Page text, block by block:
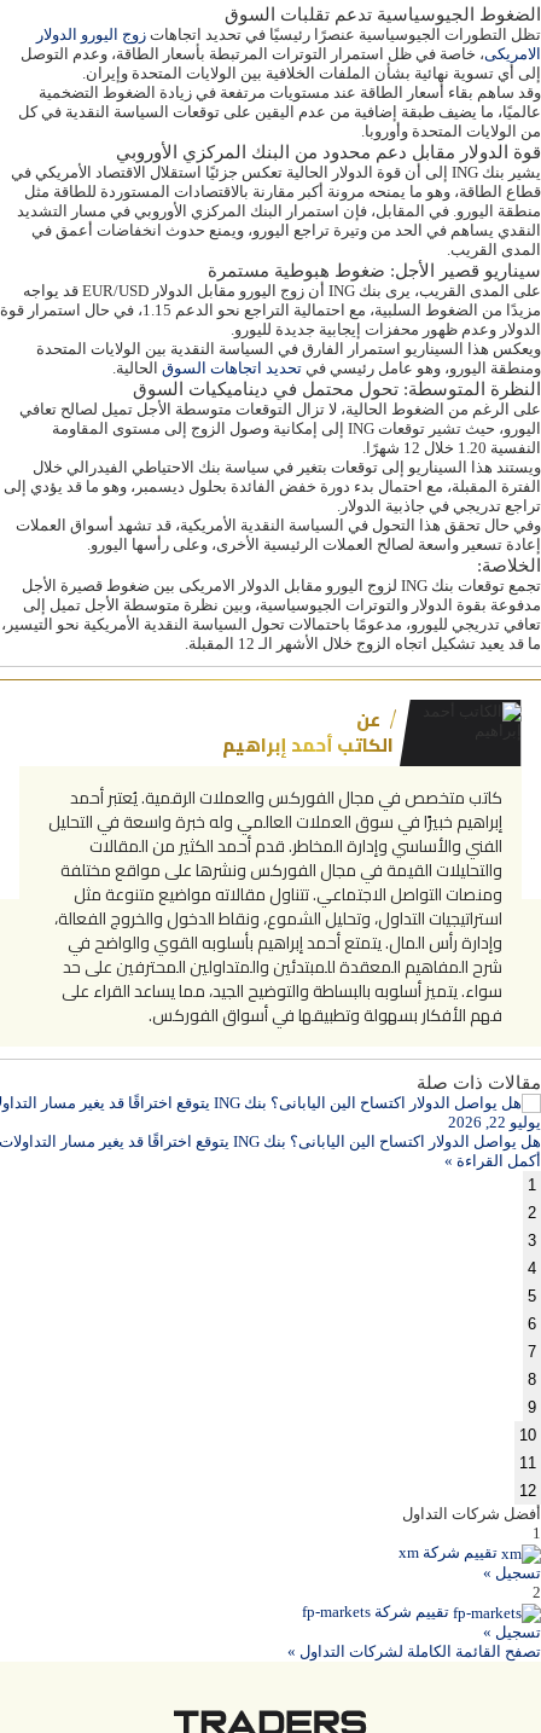
الضغوط الجيوسياسية تدعم تقلبات السوق
تظل التطورات الجيوسياسية عنصرًا رئيسيًا في تحديد اتجاهات زوج اليورو الدولار
الامريكى، خاصة في ظل استمرار التوترات المرتبطة بأسعار الطاقة، وعدم التوصل
إلى أي تسوية نهائية بشأن الملفات الخلافية بين الولايات المتحدة وإيران.
وقد ساهم بقاء أسعار الطاقة عند مستويات مرتفعة في زيادة الضغوط التضخمية
عالميًا، ما يضيف طبقة إضافية من عدم اليقين على توقعات السياسة النقدية في كل
من الولايات المتحدة وأوروبا.
قوة الدولار مقابل دعم محدود من البنك المركزي الأوروبي
يشير بنك ING إلى أن قوة الدولار الحالية تعكس جزئيًا استقلال الاقتصاد الأمريكي في
قطاع الطاقة، وهو ما يمنحه مرونة أكبر مقارنة بالاقتصادات المستوردة للطاقة مثل
منطقة اليورو. في المقابل، فإن استمرار البنك المركزي الأوروبي في مسار التشديد
النقدي يساهم في الحد من وتيرة تراجع اليورو، ويمنع حدوث انخفاضات أعمق في
المدى القريب.
سيناريو قصير الأجل: ضغوط هبوطية مستمرة
على المدى القريب، يرى بنك ING أن زوج اليورو مقابل الدولار EUR/USD قد يواجه
مزيدًا من الضغوط السلبية، مع احتمالية التراجع نحو الدعم 1.15، في حال استمرار قوة
الدولار وعدم ظهور محفزات إيجابية جديدة لليورو.
ويعكس هذا السيناريو استمرار الفارق في السياسة النقدية بين الولايات المتحدة
ومنطقة اليورو، وهو عامل رئيسي في تحديد اتجاهات السوق الحالية.
النظرة المتوسطة: تحول محتمل في ديناميكيات السوق
على الرغم من الضغوط الحالية، لا تزال التوقعات متوسطة الأجل تميل لصالح تعافي
اليورو، حيث تشير توقعات ING إلى إمكانية وصول الزوج إلى مستوى المقاومة
النفسية 1.20 خلال 12 شهرًا.
ويستند هذا السيناريو إلى توقعات بتغير في سياسة بنك الاحتياطي الفيدرالي خلال
الفترة المقبلة، مع احتمال بدء دورة خفض الفائدة بحلول ديسمبر، وهو ما قد يؤدي إلى
تراجع تدريجي في جاذبية الدولار.
وفي حال تحقق هذا التحول في السياسة النقدية الأمريكية، قد تشهد أسواق العملات
إعادة تسعير واسعة لصالح العملات الرئيسية الأخرى، وعلى رأسها اليورو.
الخلاصة:
تجمع توقعات بنك ING لزوج اليورو مقابل الدولار الامريكى بين ضغوط قصيرة الأجل
مدفوعة بقوة الدولار والتوترات الجيوسياسية، وبين نظرة متوسطة الأجل تميل إلى
تعافي تدريجي لليورو، مدعومًا باحتمالات تحول السياسة النقدية الأمريكية نحو التيسير،
ما قد يعيد تشكيل اتجاه الزوج خلال الأشهر الـ 12 المقبلة.
عن
الكاتب أحمد إبراهيم
كاتب متخصص في مجال الفوركس والعملات الرقمية. يُعتبر أحمد
إبراهيم خبيرًا في سوق العملات العالمي وله خبرة واسعة في التحليل
الفني والأساسي وإدارة المخاطر. قدم أحمد الكثير من المقالات
والتحليلات القيمة في مجال الفوركس ونشرها على مواقع مختلفة
ومنصات التواصل الاجتماعي. تتناول مقالاته مواضيع متنوعة مثل
استراتيجيات التداول، وتحليل الشموع، ونقاط الدخول والخروج الفعالة،
وإدارة رأس المال. يتمتع أحمد إبراهيم بأسلوبه القوي والواضح في
شرح المفاهيم المعقدة للمبتدئين والمتداولين المحترفين على حد
سواء. يتميز أسلوبه بالبساطة والتوضيح الجيد، مما يساعد القراء على
فهم الأفكار بسهولة وتطبيقها في أسواق الفوركس.
مقالات ذات صلة
يوليو 22, 2026
هل يواصل الدولار اكتساح الين اليابانى؟ بنك ING يتوقع اختراقًا قد يغير مسار التداولات
أكمل القراءة »
1
2
3
4
5
6
7
8
9
10
11
12
أفضل شركات التداول
1
تقييم شركة xm
تسجيل »
2
تقييم شركة fp-markets
تسجيل »
تصفح القائمة الكاملة لشركات التداول »